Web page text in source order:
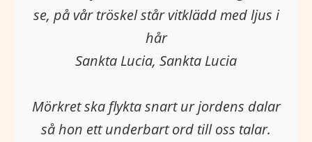
se, på vår tröskel står vitklädd med ljus i
hår
Sankta Lucia, Sankta Lucia
Mörkret ska flykta snart ur jordens dalar
så hon ett underbart ord till oss talar.